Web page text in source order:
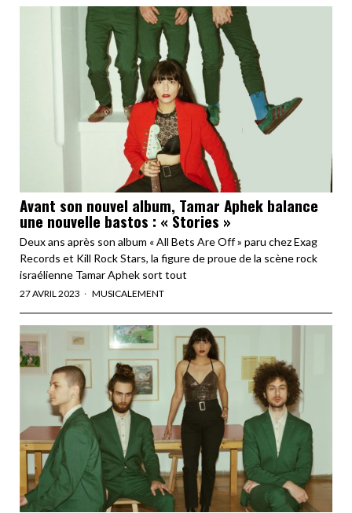
Avant son nouvel album, Tamar Aphek balance
une nouvelle bastos : « Stories »
Deux ans après son album « All Bets Are Off » paru chez Exag
Records et Kill Rock Stars, la figure de proue de la scène rock
israélienne Tamar Aphek sort tout
27 AVRIL 2023 MUSICALEMENT